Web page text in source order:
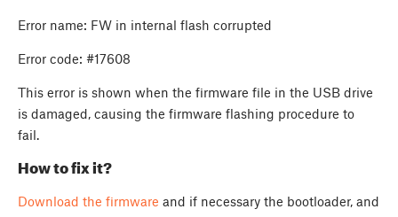
Error name: FW in internal flash corrupted
Error code: #17608
This error is shown when the firmware file in the USB drive
is damaged, causing the firmware flashing procedure to
fail.
How to fix it?
Download the firmware and if necessary the bootloader, and